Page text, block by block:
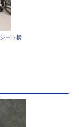
ート横